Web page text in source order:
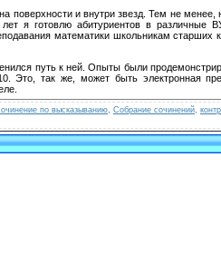
поверхности и внутри звезд. Тем не
я готовлю абитуриентов в
математики школьникам старших
путь к ней. Опыты были
так же, может быть электронная
по высказыванию Собрание сочинений